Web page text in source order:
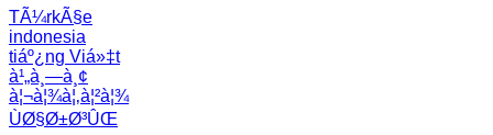
TÃ¼rkÃ§e
indonesia
tiáº¿ng Viá»‡t
à¹„à¸—à¸¢
à¦¬à¦¾à¦‚à¦²à¦¾
ÙØ§Ø±Ø³ÛŒ